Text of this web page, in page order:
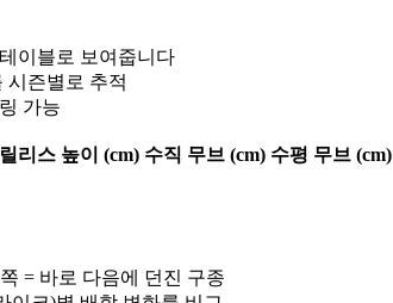
이블로 보여줍니다
시즌별로 추적
가능
릴리스 높이 (cm) 수직 무브 (cm) 수평 무브 (cm)
= 바로 다음에 던진 구종